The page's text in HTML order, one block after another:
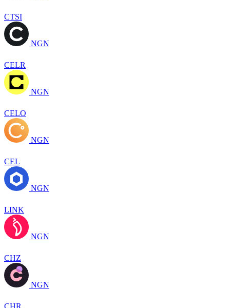
CTSI
NGN
CELR
NGN
CELO
NGN
CEL
NGN
LINK
NGN
CHZ
NGN
CHR